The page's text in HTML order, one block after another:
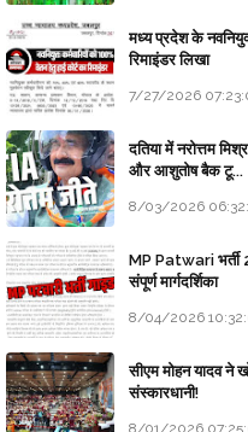
मध्य प्रदेश के
रिमाइंडर लिखा
7/27/2026
दतिया में नरोत्तम
और आशुतोष बैक टू...
8/03/2026
MP Patwari
संपूर्ण मार्गदर्शिका
8/04/2026
सीएम मोहन यादव ने
संस्कारधानी!
8/01/2026